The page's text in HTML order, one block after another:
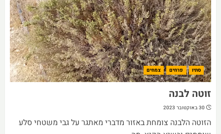
סתיו פרחים צמחים
זוטה לבנה
30 באוקטובר 2023
הזוטה הלבנה צומחת באזור מדברי מאתגר על גבי משטחי סלע